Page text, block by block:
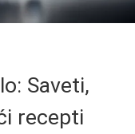
Saveti,
recepti